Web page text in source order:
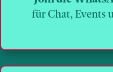
für Chat, Events